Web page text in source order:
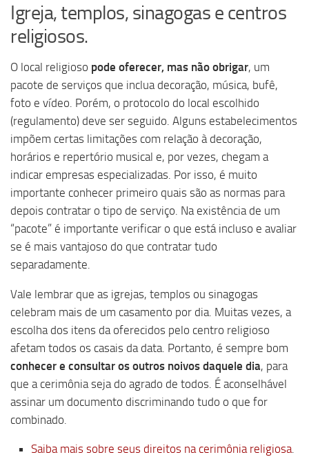
Igreja, templos, sinagogas e centros
religiosos.
O local religioso pode oferecer, mas não obrigar, um
pacote de serviços que inclua decoração, música, bufê,
foto e vídeo. Porém, o protocolo do local escolhido
(regulamento) deve ser seguido. Alguns estabelecimentos
impõem certas limitações com relação à decoração,
horários e repertório musical e, por vezes, chegam a
indicar empresas especializadas. Por isso, é muito
importante conhecer primeiro quais são as normas para
depois contratar o tipo de serviço. Na existência de um
“pacote” é importante verificar o que está incluso e avaliar
se é mais vantajoso do que contratar tudo
separadamente.
Vale lembrar que as igrejas, templos ou sinagogas
celebram mais de um casamento por dia. Muitas vezes, a
escolha dos itens da oferecidos pelo centro religioso
afetam todos os casais da data. Portanto, é sempre bom
conhecer e consultar os outros noivos daquele dia, para
que a cerimônia seja do agrado de todos. É aconselhável
assinar um documento discriminando tudo o que for
combinado.
Saiba mais sobre seus direitos na cerimônia religiosa.